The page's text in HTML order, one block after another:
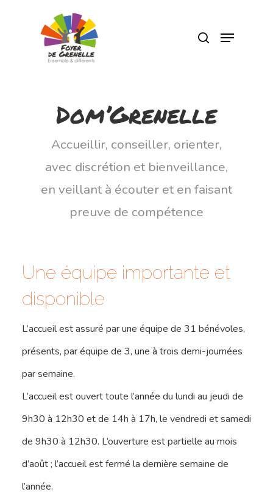
Pressez Entrée pour rechercher ou Echap
Dom’Grenelle
Accueillir, conseiller, orienter,
avec discrétion et bienveillance,
en veillant à écouter et en faisant
preuve de compétence
Une équipe importante et
disponible
L’accueil est assuré par une équipe de 31 bénévoles,
présents, par équipe de 3, une à trois demi-journées
par semaine.
L’accueil est ouvert toute l’année du lundi au jeudi de
9h30 à 12h30 et de 14h à 17h, le vendredi et samedi
de 9h30 à 12h30. L’ouverture est partielle au mois
d’août ; l’accueil est fermé la dernière semaine de
l’année.